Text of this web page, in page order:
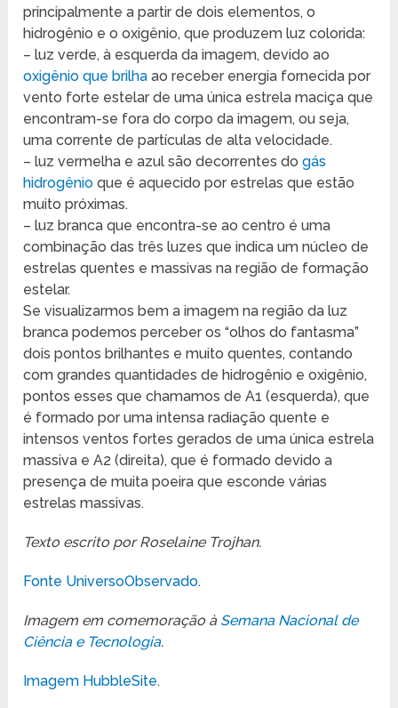
principalmente a partir de dois elementos, o
hidrogênio e o oxigênio, que produzem luz colorida:
– luz verde, à esquerda da imagem, devido ao
oxigênio que brilha ao receber energia fornecida por
vento forte estelar de uma única estrela maciça que
encontram-se fora do corpo da imagem, ou seja,
uma corrente de partículas de alta velocidade.
– luz vermelha e azul são decorrentes dogás
hidrogênio que é aquecido por estrelas que estão
muito próximas.
– luz branca que encontra-se ao centro é uma
combinação das três luzes que indica um núcleo de
estrelas quentes e massivas na região de formação
estelar.
Se visualizarmos bem a imagem na região da luz
branca podemos perceber os “olhos do fantasma”
dois pontos brilhantes e muito quentes, contando
com grandes quantidades de hidrogênio e oxigênio,
pontos esses que chamamos de A1 (esquerda), que
é formado por uma intensa radiação quente e
intensos ventos fortes gerados de uma única estrela
massiva e A2 (direita), que é formado devido a
presença de muita poeira que esconde várias
estrelas massivas.
Texto escrito por Roselaine Trojhan.
Fonte UniversoObservado.
Imagem em comemoração à Semana Nacional de
Ciência e Tecnologia.
Imagem HubbleSite.